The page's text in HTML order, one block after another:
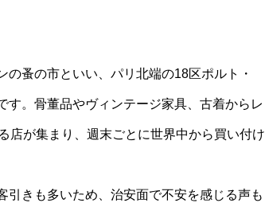
蚤の市といい、パリ北端の18区ポルト・
す。骨董品やヴィンテージ家具、古着からレ
店が集まり、週末ごとに世界中から買い付け
きも多いため、治安面で不安を感じる声も